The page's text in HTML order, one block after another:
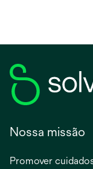
Nossa missão
Promover